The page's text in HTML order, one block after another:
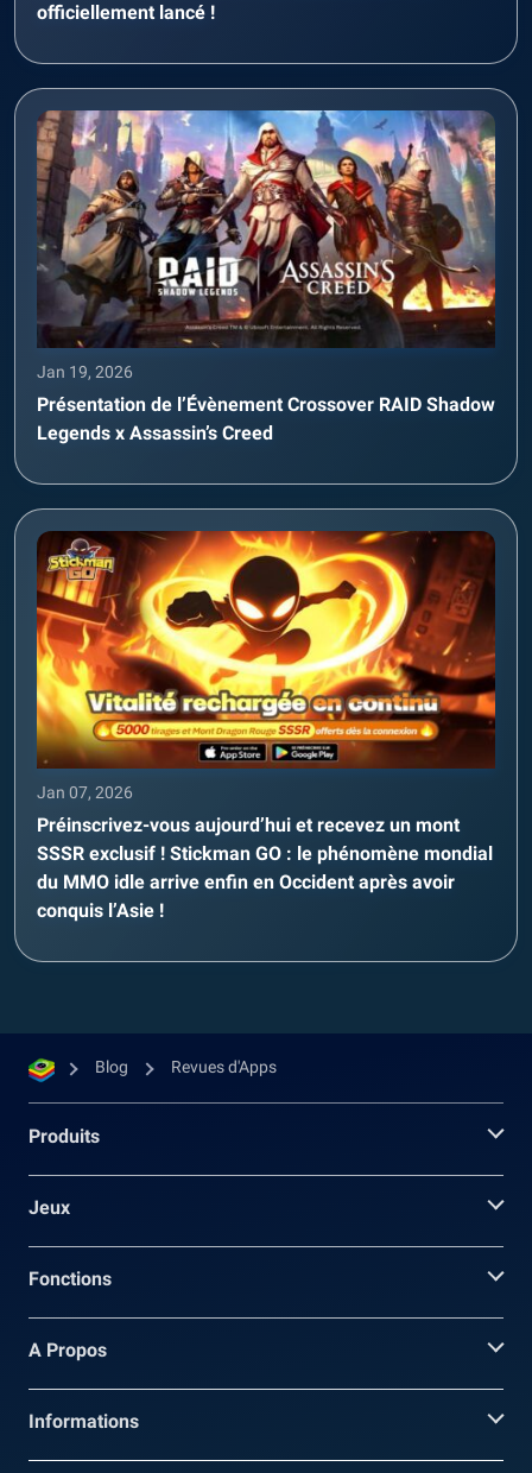
officiellement lancé !
Jan 19, 2026
Présentation de l’Évènement Crossover RAID Shadow
Legends x Assassin’s Creed
Jan 07, 2026
Préinscrivez-vous aujourd’hui et recevez un mont
SSSR exclusif ! Stickman GO : le phénomène mondial
du MMO idle arrive enfin en Occident après avoir
conquis l’Asie !
Blog Revues d'Apps
Produits
Jeux
Fonctions
A Propos
Informations